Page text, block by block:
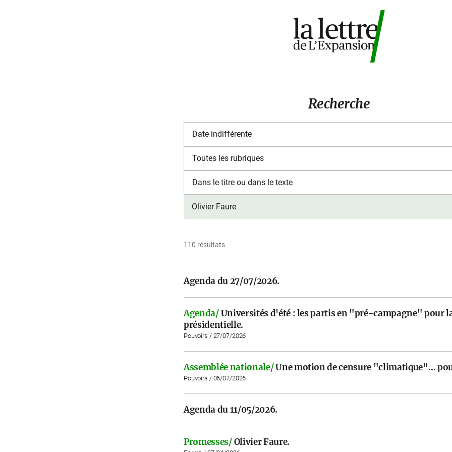
Recherche
110 résultats
Agenda du 27/07/2026.
Agenda/Universités d'été : les partis en "pré-campagne" pour
présidentielle.
Pouvoirs / 27/07/2026
Assemblée nationale/Une motion de censure "climatique"…
Pouvoirs / 06/07/2026
Agenda du 11/05/2026.
Promesses/Olivier Faure.